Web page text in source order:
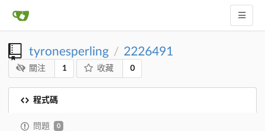
tyronesperling / 2226491
關注 1 收藏 0
程式碼
問題 0